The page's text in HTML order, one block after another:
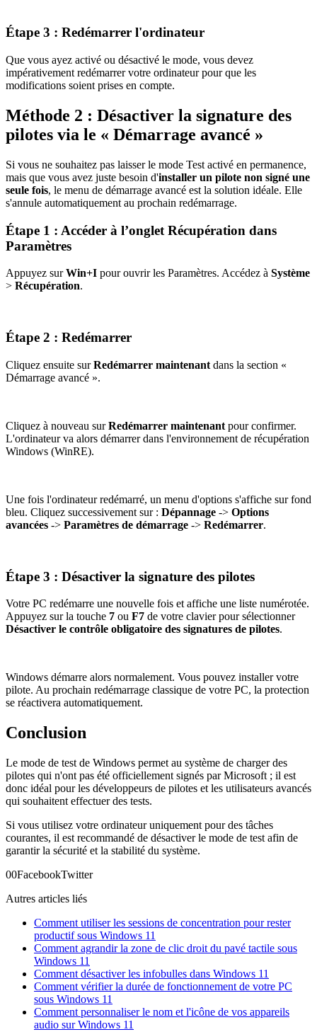
Étape 3 : Redémarrer l'ordinateur
Que vous ayez activé ou désactivé le mode, vous devez
impérativement redémarrer votre ordinateur pour que les
modifications soient prises en compte.
Méthode 2 : Désactiver la signature des
pilotes via le « Démarrage avancé »
Si vous ne souhaitez pas laisser le mode Test activé en permanence,
mais que vous avez juste besoin d'installer un pilote non signé une
seule fois, le menu de démarrage avancé est la solution idéale. Elle
s'annule automatiquement au prochain redémarrage.
Étape 1 : Accéder à l’onglet Récupération dans
Paramètres
Appuyez surWin+I pour ouvrir les Paramètres. Accédez à Système
> Récupération.
Étape 2 : Redémarrer
Cliquez ensuite surRedémarrer maintenant dans la section «
Démarrage avancé ».
Cliquez à nouveau surRedémarrer maintenant pour confirmer.
L'ordinateur va alors démarrer dans l'environnement de récupération
Windows (WinRE).
Une fois l'ordinateur redémarré, un menu d'options s'affiche sur fond
bleu. Cliquez successivement sur : Dépannage -> Options
avancées -> Paramètres de démarrage -> Redémarrer.
Étape 3 : Désactiver la signature des pilotes
Votre PC redémarre une nouvelle fois et affiche une liste numérotée.
Appuyez sur la touche 7 ou F7 de votre clavier pour sélectionner
Désactiver le contrôle obligatoire des signatures de pilotes.
Windows démarre alors normalement. Vous pouvez installer votre
pilote. Au prochain redémarrage classique de votre PC, la protection
se réactivera automatiquement.
Conclusion
Le mode de test de Windows permet au système de charger des
pilotes qui n'ont pas été officiellement signés par Microsoft ; il est
donc idéal pour les développeurs de pilotes et les utilisateurs avancés
qui souhaitent effectuer des tests.
Si vous utilisez votre ordinateur uniquement pour des tâches
courantes, il est recommandé de désactiver le mode de test afin de
garantir la sécurité et la stabilité du système.
00FacebookTwitter
Autres articles liés
Comment utiliser les sessions de concentration pour rester
productif sous Windows 11
Comment agrandir la zone de clic droit du pavé tactile sous
Windows 11
Comment désactiver les infobulles dans Windows 11
Comment vérifier la durée de fonctionnement de votre PC
sous Windows 11
Comment personnaliser le nom et l'icône de vos appareils
audio sur Windows 11